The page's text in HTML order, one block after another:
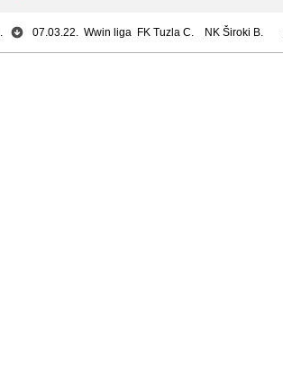
07.03.22. Wwin liga FK Tuzla C. NK Široki B.